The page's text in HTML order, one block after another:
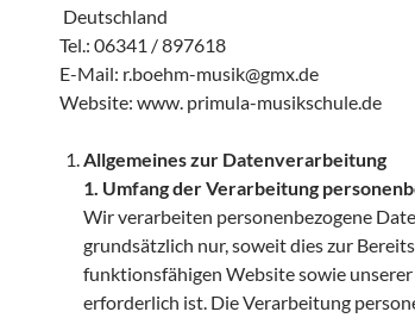
Deutschland
Tel.: 06341 / 897618
E-Mail: r.boehm-musik@gmx.de
Website: www. primula-musikschule.de
Allgemeines zur Datenverarbeitung
1. Umfang der Verarbeitung
Wir verarbeiten personenbezogene
grundsätzlich nur, soweit dies zur
funktionsfähigen Website sowie
erforderlich ist. Die Verarbeitung